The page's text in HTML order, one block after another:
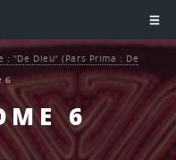
6
: "De Dieu" (Pars Prima : De
6